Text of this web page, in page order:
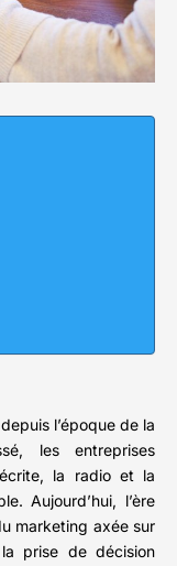
l’époque de la
les entreprises
la radio et la
Aujourd’hui, l’ère
marketing axée sur
la prise de décision